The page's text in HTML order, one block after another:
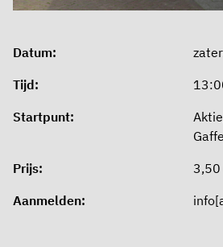
Datum:
Tijd:
Startpunt:
Prijs:
3,50
Aanmelden: